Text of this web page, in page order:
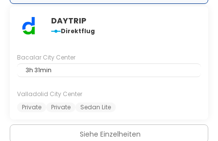
DAYTRIP
Direktflug
Bacalar City Center
3h 31min
Valladolid City Center
Private
Private Sedan Lite
Siehe Einzelheiten